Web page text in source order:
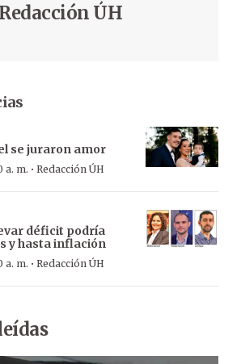
Redacción ÚH
se juraron amor
a. m. · Redacción ÚH
déficit podría
y hasta inflación
a. m. · Redacción ÚH